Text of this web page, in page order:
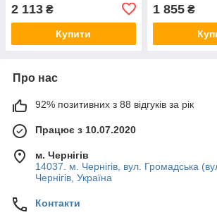
2 113 ₴
Купити
1 855₴
Про нас
92% позитивних з 88 відгуків за рік
Працює з 10.07.2020
м. Чернігів
14037. м. Чернігів, вул. Громадська
Чернігів, Україна
Контакти